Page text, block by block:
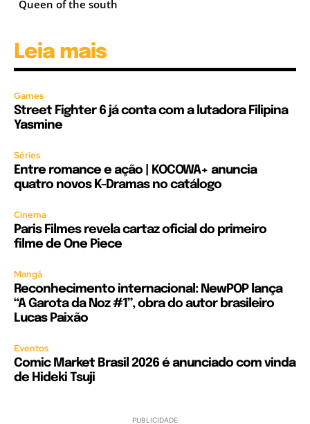
Queen of the south
Leia mais
Games
Street Fighter 6 já conta com a lutadora Filipina
Yasmine
Séries
Entre romance e ação | KOCOWA+ anuncia
quatro novos K-Dramas no catálogo
Cinema
Paris Filmes revela cartaz oficial do primeiro
filme de One Piece
Mangá
Reconhecimento internacional: NewPOP lança
“A Garota da Noz #1”, obra do autor brasileiro
Lucas Paixão
Eventos
Comic Market Brasil 2026 é anunciado com vinda
de Hideki Tsuji
PUBLICIDADE